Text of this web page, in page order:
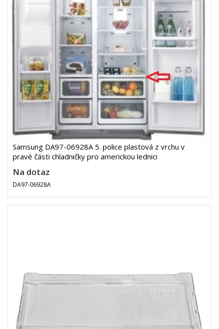
Samsung DA97-06928A 5. police plastová z vrchu v
pravé části chladničky pro americkou lednici
Na dotaz
DA97-06928A